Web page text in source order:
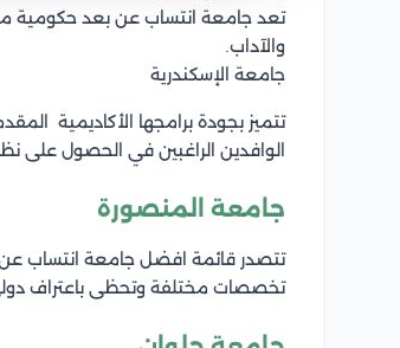
تعد جامعة انتساب عن بعد حكومية
والآداب.
جامعة الإسكندرية
تتميز بجودة برامجها الأكاديمية
الوافدين الراغبين في الحصول على
جامعة المنصورة
تتصدر قائمة افضل جامعة انتساب
تخصصات مختلفة وتحظى باعتراف دولي